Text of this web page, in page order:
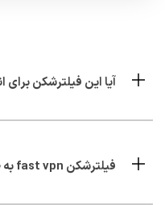
آیا این فیلترشکن
فیلترشکن fast vpn به صورت رایگان در دسترس است؟